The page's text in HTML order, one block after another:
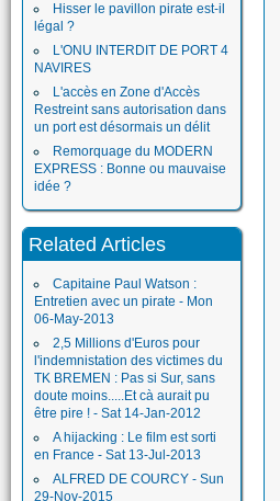
Hisser le pavillon pirate est-il
légal ?
L'ONU INTERDIT DE PORT 4
NAVIRES
L'accès en Zone d'Accès
Restreint sans autorisation dans
un port est désormais un délit
Remorquage du MODERN
EXPRESS : Bonne ou mauvaise
idée ?
Related Articles
Capitaine Paul Watson :
Entretien avec un pirate - Mon
06-May-2013
2,5 Millions d'Euros pour
l'indemnistation des victimes du
TK BREMEN : Pas si Sur, sans
doute moins.....Et cà aurait pu
être pire ! - Sat 14-Jan-2012
A hijacking : Le film est sorti
en France - Sat 13-Jul-2013
ALFRED DE COURCY - Sun
29-Nov-2015